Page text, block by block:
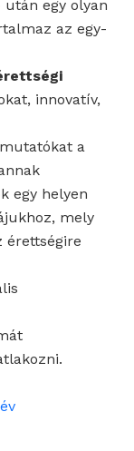
egy olyan
az egy-
innovatív,
a
egy helyen
mely
érettségire